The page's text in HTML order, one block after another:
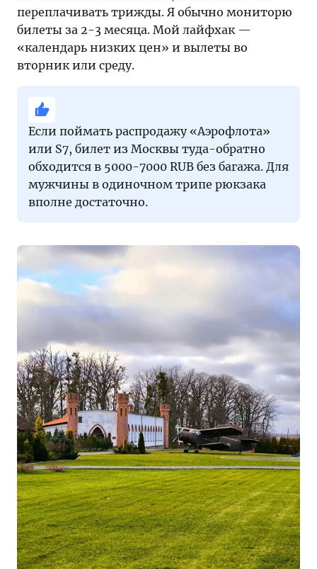
переплачивать трижды. Я обычно мониторю
билеты за 2-3 месяца. Мой лайфхак —
«календарь низких цен» и вылеты во
вторник или среду.
Если поймать распродажу «Аэрофлота»
или S7, билет из Москвы туда-обратно
обходится в 5000-7000 RUB без багажа. Для
мужчины в одиночном трипе рюкзака
вполне достаточно.